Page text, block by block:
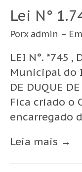
Lei N°
Porx admin –
LEI N°. *745 ,
Municipal do
DE DUQUE
Fica criado o
encarregado
Leia mais →